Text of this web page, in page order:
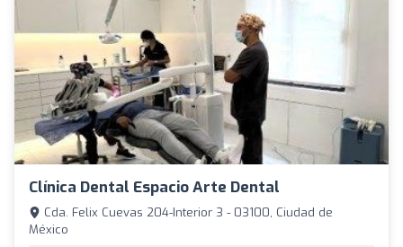
Clínica Dental Espacio Arte Dental
Cda. Felix Cuevas 204-Interior 3 - 03100, Ciudad de
México